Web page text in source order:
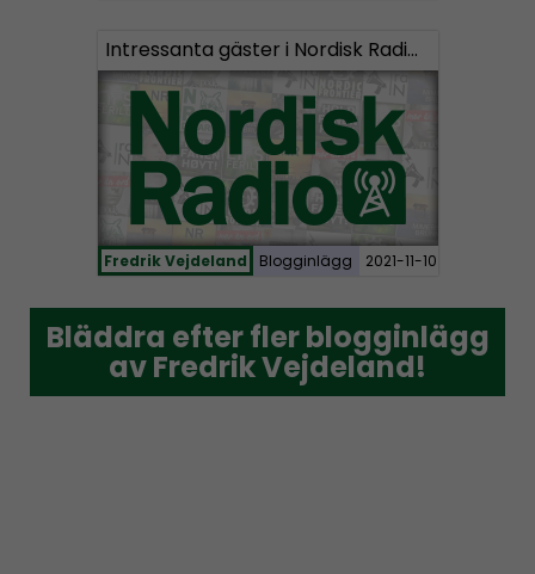
Intressanta gäster i Nordisk Radios program
Fredrik Vejdeland Blogginlägg 2021-11-10
Bläddra efter fler blogginlägg
av Fredrik Vejdeland!
Bläddra efter fler blogginlägg
av Fredrik Vejdeland!